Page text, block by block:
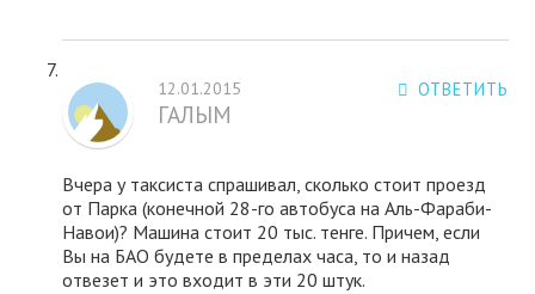
ОТВЕТИТЬ
12.01.2015
ГАЛЫМ
Вчера у таксиста спрашивал, сколько стоит проезд
от Парка (конечной 28-го автобуса на Аль-Фараби-
Навои)? Машина стоит 20 тыс. тенге. Причем, если
Вы на БАО будете в пределах часа, то и назад
отвезет и это входит в эти 20 штук.